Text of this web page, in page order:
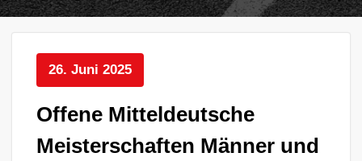
26. Juni 2025
Offene Mitteldeutsche
Meisterschaften Männer und